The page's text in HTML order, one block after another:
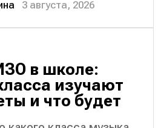
3 августа, 2026
в школе:
изучают
и что будет